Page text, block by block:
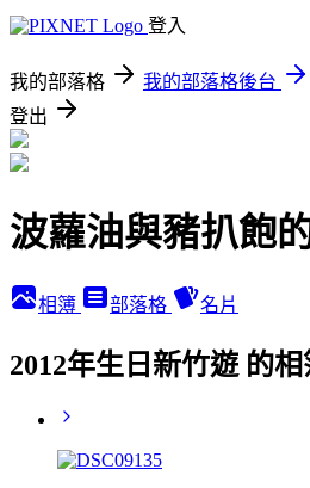
登入
我的部落格 我的部落格後台
登出
波蘿油與豬扒飽
相簿 部落格 名片
2012年生日新竹遊 的相